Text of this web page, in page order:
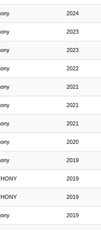
2024
2023
2023
2022
2021
2021
2021
2020
2019
2019
2019
2019